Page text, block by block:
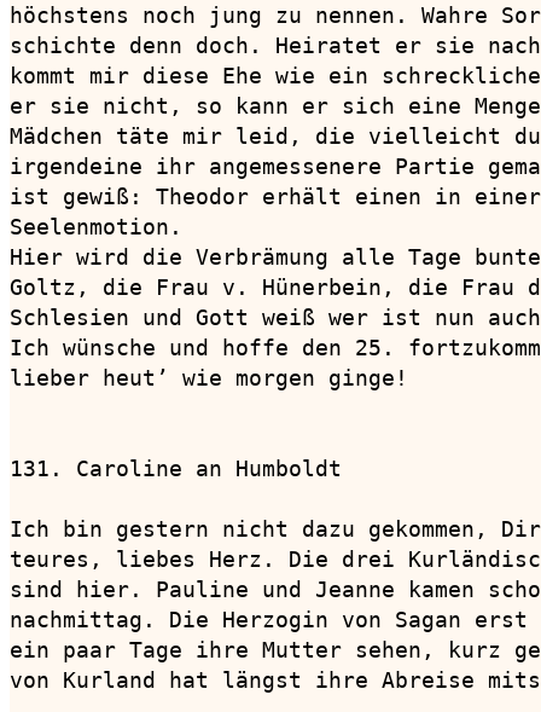
höchstens noch jung zu nennen. Wahre
schichte denn doch. Heiratet er sie
kommt mir diese Ehe wie ein
er sie nicht, so kann er sich eine Menge
Mädchen täte mir leid, die vielleicht
irgendeine ihr angemessenere Partie
ist gewiß: Theodor erhält einen in einer
Seelenmotion.
Hier wird die Verbrämung alle Tage
Goltz, die Frau v. Hünerbein, die Frau
Schlesien und Gott weiß wer ist nun auch
Ich wünsche und hoffe den 25.
lieber heut’ wie morgen ginge!
131. Caroline an Humboldt
Ich bin gestern nicht dazu gekommen,
teures, liebes Herz. Die drei
sind hier. Pauline und Jeanne kamen
nachmittag. Die Herzogin von Sagan
ein paar Tage ihre Mutter sehen, kurz
von Kurland hat längst ihre Abreise